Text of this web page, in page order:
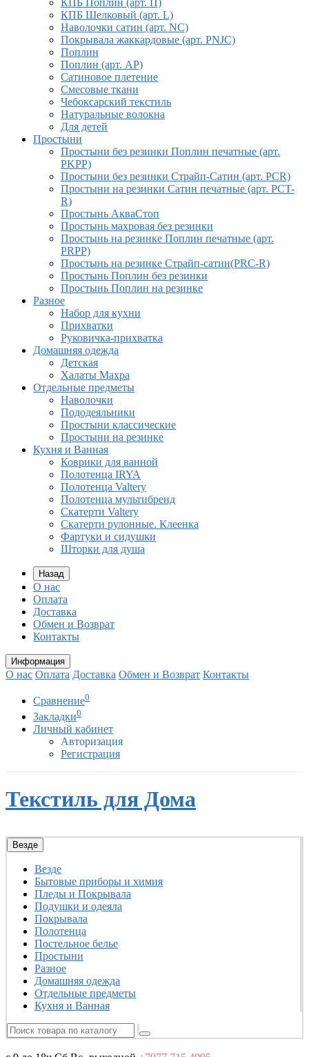
КПБ Поплин (арт. П)
КПБ Шелковый (арт. L)
Наволочки сатин (арт. NC)
Покрывала жаккардовые (арт. PNJC)
Поплин
Поплин (арт. AP)
Сатиновое плетение
Смесовые ткани
Чебоксарский текстиль
Натуральные волокна
Для детей
Простыни
Простыни без резинки Поплин печатные (арт.
PKPP)
Простыни без резинки Страйп-Сатин (арт. PCR)
Простыни на резинки Сатин печатные (арт. PCT-
R)
Простынь АкваСтоп
Простынь махровая без резинки
Простынь на резинке Поплин печатные (арт.
PRPP)
Простынь на резинке Страйп-сатин(PRC-R)
Простынь Поплин без резинки
Простынь Поплин на резинке
Разное
Набор для кухни
Прихватки
Руковичка-прихватка
Домашняя одежда
Детская
Халаты Махра
Отдельные предметы
Наволочки
Пододеяльники
Простыни классические
Простыни на резинке
Кухня и Ванная
Коврики для ванной
Полотенца IRYA
Полотенца Valtery
Полотенца мультибренд
Скатерти Valtery
Скатерти рулонные. Клеенка
Фартуки и сидушки
Шторки для душа
Назад
О нас
Оплата
Доставка
Обмен и Возврат
Контакты
Информация
О нас Оплата Доставка Обмен и Возврат Контакты
Сравнение0
Закладки0
Личный кабинет
Авторизация
Регистрация
Текстиль для Дома
Везде
Везде
Бытовые приборы и химия
Пледы и Покрывала
Подушки и одеяла
Покрывала
Полотенца
Постельное белье
Простыни
Разное
Домашняя одежда
Отдельные предметы
Кухня и Ванная